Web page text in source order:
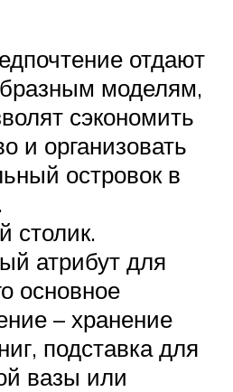
отдают
моделям,
сэкономить
и организовать
островок в
столик.
атрибут для
основное
– хранение
подставка для
вазы или